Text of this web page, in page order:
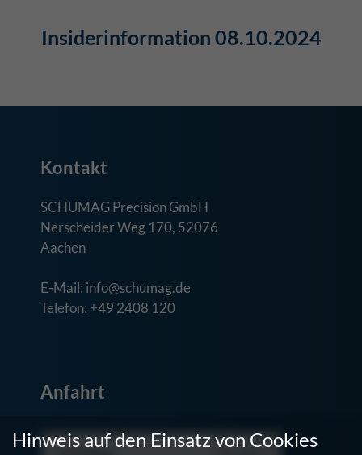
Insiderinformation 08.10.2024
Kontakt
SCHUMAG Precision GmbH
Nerscheider Weg 170, 52076
Aachen
E-Mail: info@schumag.de
Telefon: +49 2408 120
Anfahrt
Hinweis auf den Einsatz von Cookies